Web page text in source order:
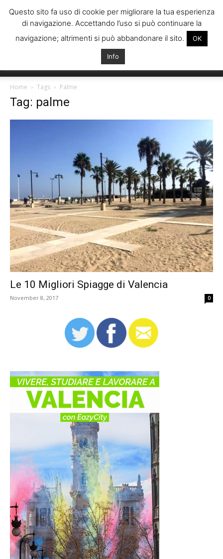
Italiani
Home Tags Palme
Tag: palme
Le 10 Migliori Spiagge di Valencia
November 8, 2017 0
Questo sito fa uso di cookie per migliorare la tua esperienza
di navigazione. Accettando l’uso si può continuare la
navigazione; altrimenti si può abbandonare il sito.
OK
Info